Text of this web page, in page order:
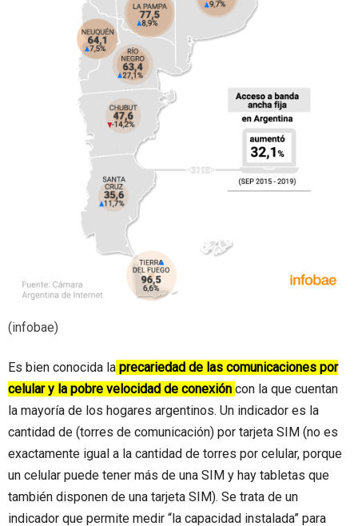
(infobae)
Es bien conocida la precariedad de las comunicaciones por
celular y la pobre velocidad de conexión con la que cuentan
la mayoría de los hogares argentinos. Un indicador es la
cantidad de (torres de comunicación) por tarjeta SIM (no es
exactamente igual a la cantidad de torres por celular, porque
un celular puede tener más de una SIM y hay tabletas que
también disponen de una tarjeta SIM). Se trata de un
indicador que permite medir “la capacidad instalada” para